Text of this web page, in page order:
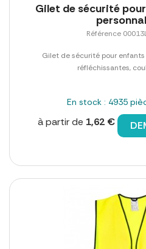
Gilet de sécurité
Référence
Gilet de sécurité pour enfants
réfléchissantes,
En stock : 4935
à partir de 1,62 €